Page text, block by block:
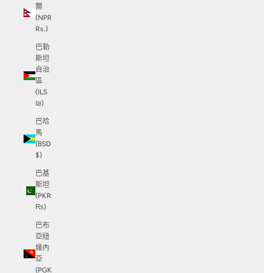
爾
(NPR
Rs.)
巴勒
斯坦
自治
區
(ILS
₪)
巴哈
馬
(BSD
$)
巴基
斯坦
(PKR
₨)
巴布
亞紐
幾內
亞
(PGK